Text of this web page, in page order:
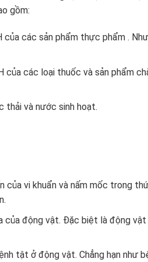
gồm:
các sản phẩm thực phẩm . Như
các loại thuốc và sản phẩm
thải và nước sinh hoạt.
của vi khuẩn và nấm mốc trong
của động vật. Đặc biệt là động vật
tật ở động vật. Chẳng hạn như